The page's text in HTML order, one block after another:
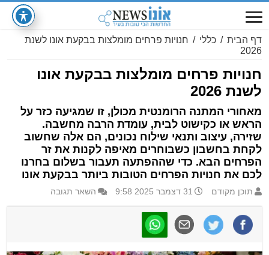
דף הבית / כללי / חנויות פרחים מומלצות בבקעת אונו לשנת
2026
חנויות פרחים מומלצות בבקעת אונו
לשנת 2026
מאחורי המתנה הרומנטית מכולן, זו שמגיעה כזר על
הראש או כקישוט לבית, עומדת הרבה מחשבה.
שזירה, עיצוב ותנאי שילוח נכונים, הם אלה שחשוב
לקחת בחשבון כשבוחרים מאיפה לקנות את זר
הפרחים הבא. כדי שההפתעה תעבור בשלום בחרנו
לכם את חנויות הפרחים הטובות ביותר בבקעת אונו
תוכן מקודם 31 דצמבר 2025 9:58 השאר תגובה